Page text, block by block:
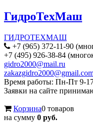
ГидроТехМаш
ГИДРОТЕХМАШ
+7 (965) 372-11-90
+7 (495) 926-38-84
gidro2000@mail.ru
Время работы: Пн-Пт 9-
Заявки на сайте
Корзина0 товаров
на сумму 0 руб.